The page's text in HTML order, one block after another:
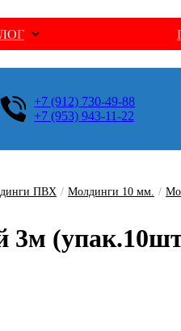
+7 (912) 730-49-88
+7 (953) 943-11-22
ПВХ / Молдинги 10 мм. /
3м